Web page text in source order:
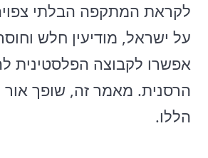
לקראת המתקפה הבלתי
על ישראל, מודיעין חלש
אפשרו לקבוצה הפלסטינית
הרסנית. מאמר זה, שופך אור
הללו.